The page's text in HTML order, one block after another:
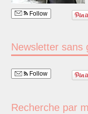
Follow
Newsletter sans
Follow
Recherche par